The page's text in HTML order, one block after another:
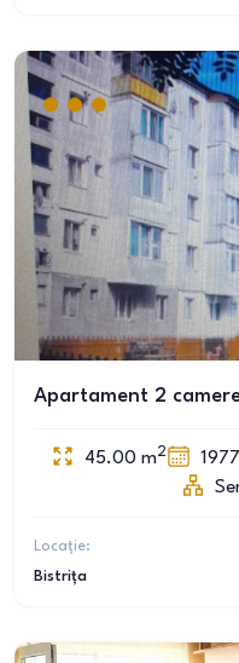
Apartament 2
45.00 m2
Locație:
Bistrița